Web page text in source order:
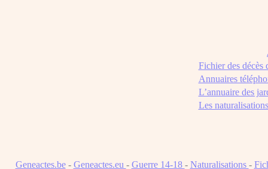
Fichier des décès
Annuaires
L’annuaire des
Les
Geneactes.be- Geneactes.eu - Guerre 14-18 - Naturalisations -